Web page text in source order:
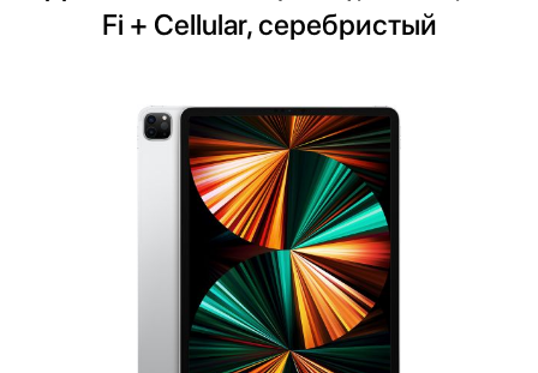
Fi + Cellular, серебристый